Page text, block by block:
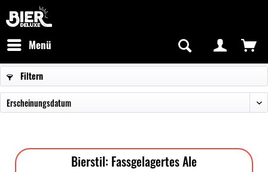
Kostenfreier Versand in Deutschland
Menü
Filtern
Bierstil: Fassgelagertes Ale